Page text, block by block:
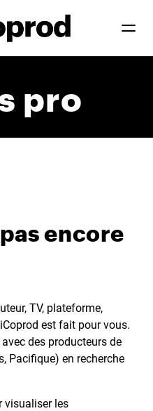
pro
encore
TV, plateforme,
est fait pour vous.
des producteurs de
Pacifique) en recherche
visualiser les